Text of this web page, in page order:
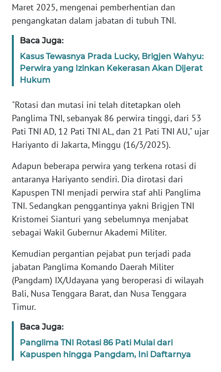
Maret 2025, mengenai pemberhentian dan
pengangkatan dalam jabatan di tubuh TNI.
Baca Juga:
Kasus Tewasnya Prada Lucky, Brigjen Wahyu:
Perwira yang Izinkan Kekerasan Akan Dijerat
Hukum
"Rotasi dan mutasi ini telah ditetapkan oleh
Panglima TNI, sebanyak 86 perwira tinggi, dari 53
Pati TNI AD, 12 Pati TNI AL, dan 21 Pati TNI AU," ujar
Hariyanto di Jakarta, Minggu (16/3/2025).
Adapun beberapa perwira yang terkena rotasi di
antaranya Hariyanto sendiri. Dia dirotasi dari
Kapuspen TNI menjadi perwira staf ahli Panglima
TNI. Sedangkan penggantinya yakni Brigjen TNI
Kristomei Sianturi yang sebelumnya menjabat
sebagai Wakil Gubernur Akademi Militer.
Kemudian pergantian pejabat pun terjadi pada
jabatan Panglima Komando Daerah Militer
(Pangdam) IX/Udayana yang beroperasi di wilayah
Bali, Nusa Tenggara Barat, dan Nusa Tenggara
Timur.
Baca Juga:
Panglima TNI Rotasi 86 Pati Mulai dari
Kapuspen hingga Pangdam, Ini Daftarnya
KAMI
PEDOMAN
MEDIA
SIBER
KARIR
DISCLAIMER
Wahana
Regional
WN
SUMUT
WN
JAKARTA
WN
JABAR
WN
BANTEN